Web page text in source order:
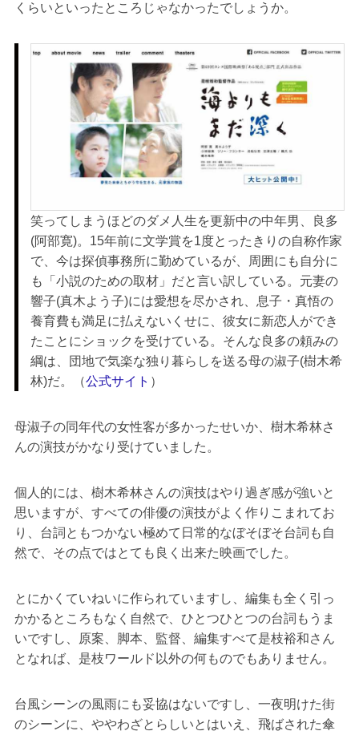
くらいといったところじゃなかったでしょうか。
笑ってしまうほどのダメ人生を更新中の中年男、良多
(阿部寛)。15年前に文学賞を1度とったきりの自称作家
で、今は探偵事務所に勤めているが、周囲にも自分に
も「小説のための取材」だと言い訳している。元妻の
響子(真木よう子)には愛想を尽かされ、息子・真悟の
養育費も満足に払えないくせに、彼女に新恋人ができ
たことにショックを受けている。そんな良多の頼みの
綱は、団地で気楽な独り暮らしを送る母の淑子(樹木希
林)だ。（公式サイト ）
母淑子の同年代の女性客が多かったせいか、樹木希林さ
んの演技がかなり受けていました。
個人的には、樹木希林さんの演技はやり過ぎ感が強いと
思いますが、すべての俳優の演技がよく作りこまれてお
り、台詞ともつかない極めて日常的なぼそぼそ台詞も自
然で、その点ではとても良く出来た映画でした。
とにかくていねいに作られていますし、編集も全く引っ
かかるところもなく自然で、ひとつひとつの台詞もうま
いですし、原案、脚本、監督、編集すべて是枝裕和さん
となれば、是枝ワールド以外の何ものでもありません。
台風シーンの風雨にも妥協はないですし、一夜明けた街
のシーンに、ややわざとらしいとはいえ、飛ばされた傘